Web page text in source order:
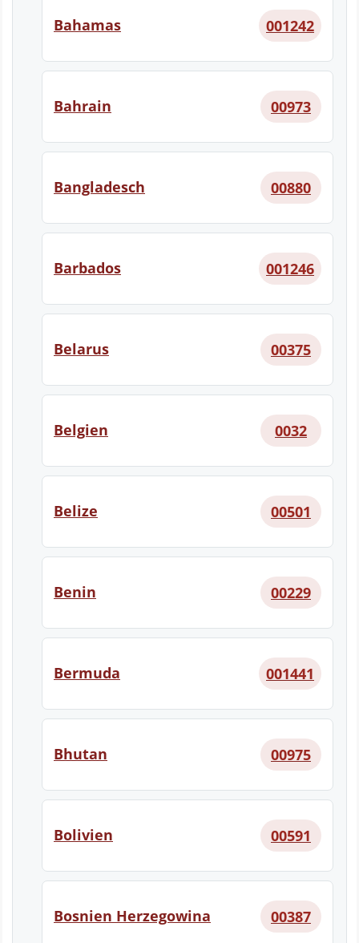
Bahamas 001242
Bahrain 00973
Bangladesch 00880
Barbados 001246
Belarus 00375
Belgien 0032
Belize 00501
Benin 00229
Bermuda 001441
Bhutan 00975
Bolivien 00591
Bosnien Herzegowina 00387